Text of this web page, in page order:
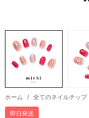
ホーム / 全てのネイルチップ
即日発送